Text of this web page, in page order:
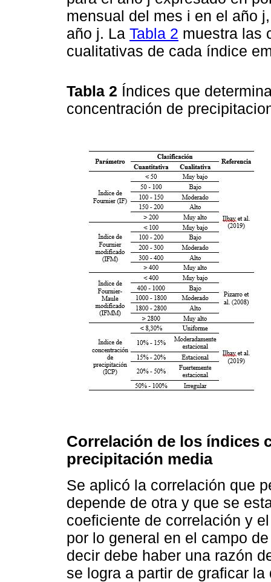
mensual del mes i en el año
año j. La Tabla 2 muestra las
cualitativas de cada índice
Tabla 2 Índices que
concentración de
Correlación de los índices
precipitación media
Se aplicó la correlación que
depende de otra y que se
coeficiente de correlación y
por lo general en el campo
decir debe haber una razón
se logra a partir de graficar